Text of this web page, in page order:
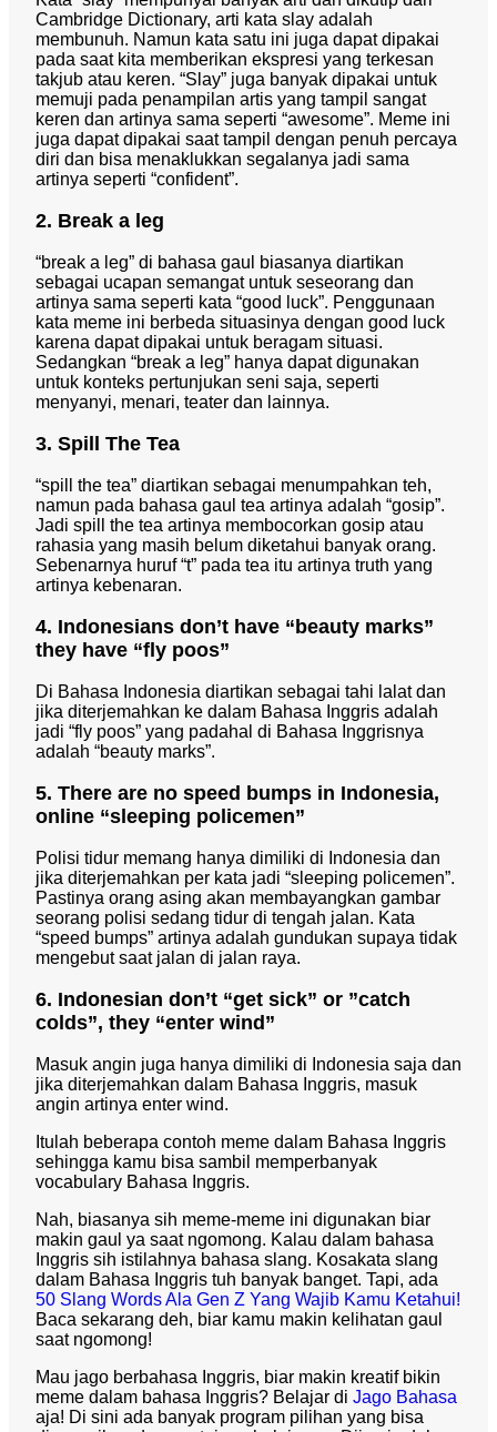
Cambridge Dictionary, arti kata slay adalah
membunuh. Namun kata satu ini juga dapat dipakai
pada saat kita memberikan ekspresi yang terkesan
takjub atau keren. “Slay” juga banyak dipakai untuk
memuji pada penampilan artis yang tampil sangat
keren dan artinya sama seperti “awesome”. Meme ini
juga dapat dipakai saat tampil dengan penuh percaya
diri dan bisa menaklukkan segalanya jadi sama
artinya seperti “confident”.
2. Break a leg
“break a leg” di bahasa gaul biasanya diartikan
sebagai ucapan semangat untuk seseorang dan
artinya sama seperti kata “good luck”. Penggunaan
kata meme ini berbeda situasinya dengan good luck
karena dapat dipakai untuk beragam situasi.
Sedangkan “break a leg” hanya dapat digunakan
untuk konteks pertunjukan seni saja, seperti
menyanyi, menari, teater dan lainnya.
3. Spill The Tea
“spill the tea” diartikan sebagai menumpahkan teh,
namun pada bahasa gaul tea artinya adalah “gosip”.
Jadi spill the tea artinya membocorkan gosip atau
rahasia yang masih belum diketahui banyak orang.
Sebenarnya huruf “t” pada tea itu artinya truth yang
artinya kebenaran.
4. Indonesians don’t have “beauty marks”
they have “fly poos”
Di Bahasa Indonesia diartikan sebagai tahi lalat dan
jika diterjemahkan ke dalam Bahasa Inggris adalah
jadi “fly poos” yang padahal di Bahasa Inggrisnya
adalah “beauty marks”.
5. There are no speed bumps in Indonesia,
online “sleeping policemen”
Polisi tidur memang hanya dimiliki di Indonesia dan
jika diterjemahkan per kata jadi “sleeping policemen”.
Pastinya orang asing akan membayangkan gambar
seorang polisi sedang tidur di tengah jalan. Kata
“speed bumps” artinya adalah gundukan supaya tidak
mengebut saat jalan di jalan raya.
6. Indonesian don’t “get sick” or ”catch
colds”, they “enter wind”
Masuk angin juga hanya dimiliki di Indonesia saja dan
jika diterjemahkan dalam Bahasa Inggris, masuk
angin artinya enter wind.
Itulah beberapa contoh meme dalam Bahasa Inggris
sehingga kamu bisa sambil memperbanyak
vocabulary Bahasa Inggris.
Nah, biasanya sih meme-meme ini digunakan biar
makin gaul ya saat ngomong. Kalau dalam bahasa
Inggris sih istilahnya bahasa slang. Kosakata slang
dalam Bahasa Inggris tuh banyak banget. Tapi, ada
50 Slang Words Ala Gen Z Yang Wajib Kamu Ketahui!
Baca sekarang deh, biar kamu makin kelihatan gaul
saat ngomong!
Mau jago berbahasa Inggris, biar makin kreatif bikin
meme dalam bahasa Inggris? Belajar di Jago Bahasa
aja! Di sini ada banyak program pilihan yang bisa